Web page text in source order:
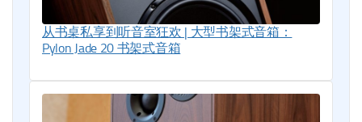
从书桌私享到听音室狂欢 | 大型书架式音箱：
Pylon Jade 20 书架式音箱